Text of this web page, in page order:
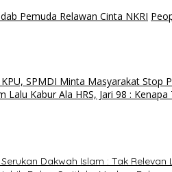
Pemuda Relawan Cinta NKRI
SPMDI Minta Masyarakat Stop
Lalu Kabur Ala HRS, Jari 98 :
Dakwah Islam : Tak